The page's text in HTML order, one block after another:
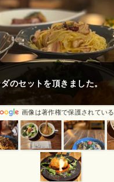
べて おかずは10種類以上
画像は著作権で保護されてい